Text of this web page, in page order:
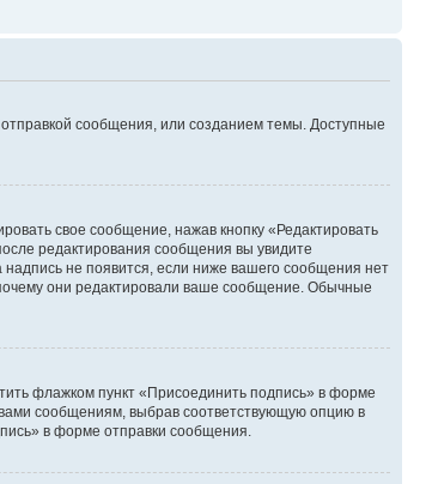
сообщения, или созданием темы. Доступные
свое сообщение, нажав кнопку «Редактировать
редактирования сообщения вы увидите
не появится, если ниже вашего сообщения нет
они редактировали ваше сообщение. Обычные
флажком пункт «Присоединить подпись» в форме
сообщениям, выбрав соответствующую опцию в
в форме отправки сообщения.